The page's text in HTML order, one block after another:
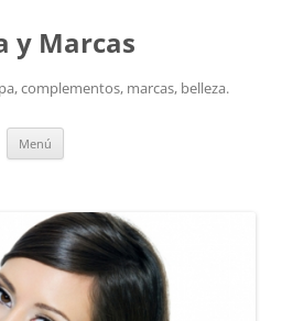
y Marcas
complementos, marcas, belleza.
Menú